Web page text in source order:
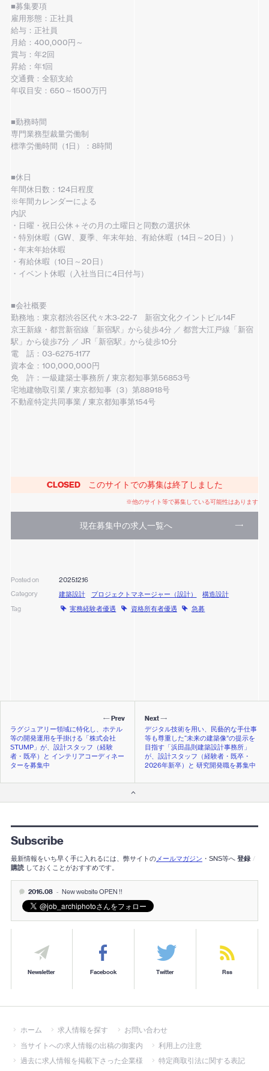
■募集要項
雇用形態：正社員
給与：正社員
月給：400,000円～
賞与：年2回
昇給：年1回
交通費：全額支給
年収目安：650～1500万円
■勤務時間
専門業務型裁量労働制
標準労働時間（1日）：8時間
■休日
年間休日数：124日程度
※年間カレンダーによる
内訳
・日曜・祝日公休＋その月の土曜日と同数の選択休
・特別休暇（GW、夏季、年末年始、有給休暇（14日～20日））
・年末年始休暇
・有給休暇（10日～20日）
・イベント休暇（入社当日に4日付与）
■会社概要
勤務地：東京都渋谷区代々木3-22-7 新宿文化クイントビル14F
京王新線・都営新宿線「新宿駅」から徒歩4分 ／ 都営大江戸線「新宿
駅」から徒歩7分 ／ JR「新宿駅」から徒歩10分
電 話：03-6275-1177
資本金：100,000,000円
免 許：一級建築士事務所 / 東京都知事第56853号
宅地建物取引業 / 東京都知事（3）第88918号
不動産特定共同事業 / 東京都知事第154号
CLOSED このサイトでの募集は終了しました
※他のサイト等で募集している可能性はあります
現在募集中の求人一覧へ
Posted on 2025.12.16
Category 建築設計 プロジェクトマネージャー（設計） 構造設計
Tag 実務経験者優遇 資格所有者優遇 急募
Next
デジタル技術を用い、民藝的な手仕事
等も尊重した“未来の建築像”の提示を
目指す「浜田晶則建築設計事務所」
が、設計スタッフ（経験者・既卒・
2026年新卒）と 研究開発職を募集中
Prev
ラグジュアリー領域に特化し、ホテル
等の開発運用を手掛ける「株式会社
STUMP」が、設計スタッフ（経験
者・既卒）と インテリアコーディネー
ターを募集中
Subscribe
最新情報をいち早く手に入れるには、弊サイトのメールマガジン ・SNS等へ 登録 /
購読 しておくことがおすすめです。
2016.08 - New website OPEN !!
Newsletter Facebook Twitter Rss
ホーム 求人情報を探す
お問い合わせ
当サイトへの求人情報の出稿の御案内
利用上の注意
過去に求人情報を掲載下さった企業様
特定商取引法に関する表記